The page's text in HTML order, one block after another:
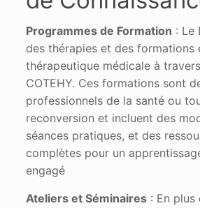
Programmes de Formation : Le
des thérapies et des formations
thérapeutique médicale à
COTEHY. Ces formations sont
professionnels de la santé ou
reconversion et incluent des
séances pratiques, et des
complètes pour un
engagé
Ateliers et Séminaires: En plus